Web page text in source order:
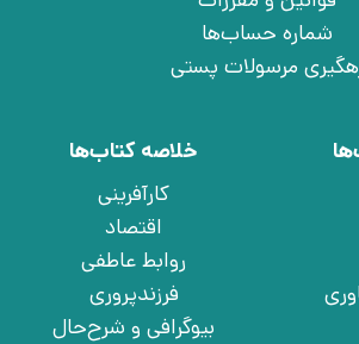
شماره حساب‌ها
مرسولات پستی
خلاصه کتاب‌ها
کارآفرینی
اقتصاد
روابط عاطفی
فرزندپروری
بیوگرافی و شرح‌حال